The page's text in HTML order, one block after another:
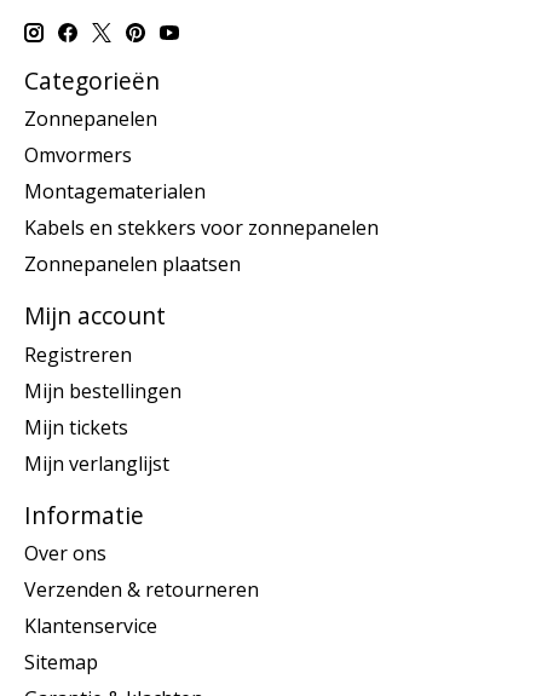
Categorieën
Zonnepanelen
Omvormers
Montagematerialen
Kabels en stekkers voor zonnepanelen
Zonnepanelen plaatsen
Mijn account
Registreren
Mijn bestellingen
Mijn tickets
Mijn verlanglijst
Informatie
Over ons
Verzenden & retourneren
Klantenservice
Sitemap